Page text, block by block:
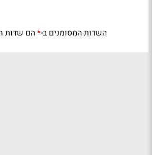
השדות המסומנים ב-*הם שדות